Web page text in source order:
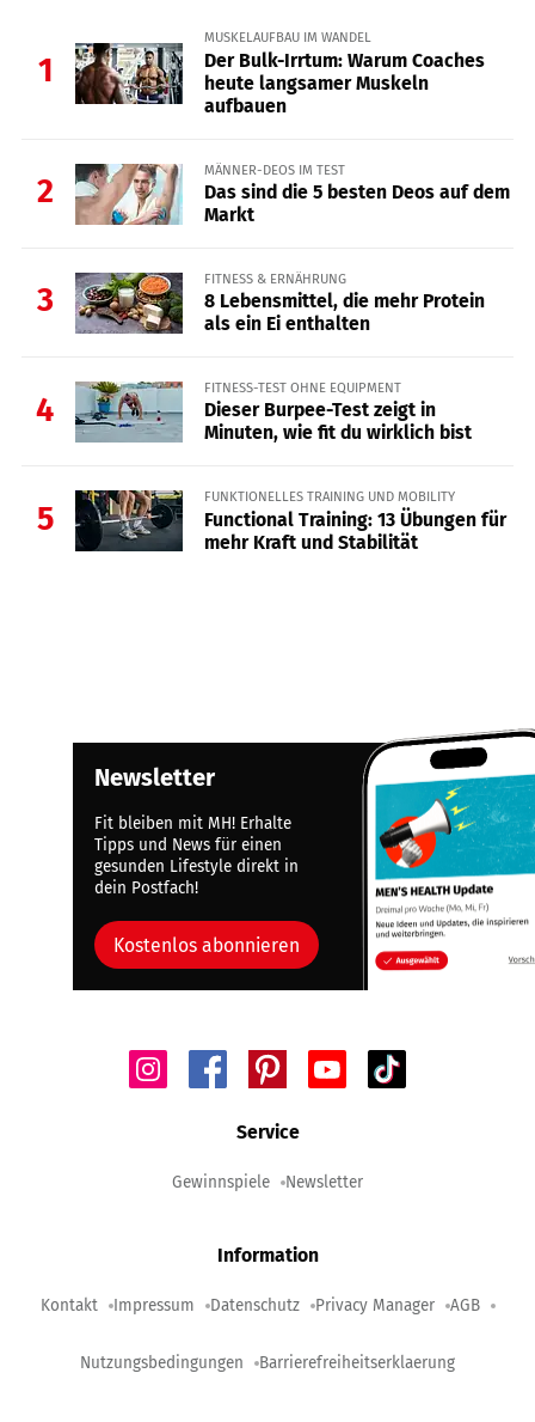
1
MUSKELAUFBAU IM WANDEL
Der Bulk-Irrtum: Warum Coaches
heute langsamer Muskeln
aufbauen
2
MÄNNER-DEOS IM TEST
Das sind die 5 besten Deos auf dem
Markt
3
FITNESS & ERNÄHRUNG
8 Lebensmittel, die mehr Protein
als ein Ei enthalten
4
FITNESS-TEST OHNE EQUIPMENT
Dieser Burpee-Test zeigt in
Minuten, wie fit du wirklich bist
5
FUNKTIONELLES TRAINING UND MOBILITY
Functional Training: 13 Übungen für
mehr Kraft und Stabilität
Newsletter
Fit bleiben mit MH! Erhalte
Tipps und News für einen
gesunden Lifestyle direkt in
dein Postfach!
Kostenlos abonnieren
Service
Gewinnspiele Newsletter
Information
Kontakt Impressum Datenschutz Privacy Manager AGB
Nutzungsbedingungen Barrierefreiheitserklaerung